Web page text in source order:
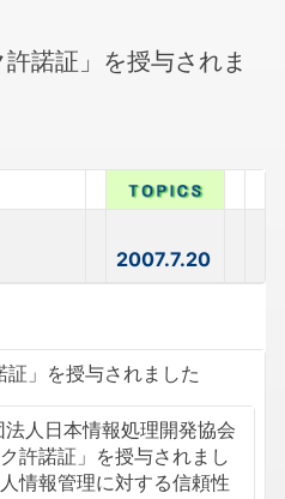
許諾証」を授与されま
2007.7.20
証」を授与されました
人日本情報処理開発協会
許諾証」を授与されまし
情報管理に対する信頼性